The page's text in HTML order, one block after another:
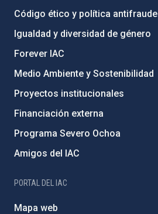
Código ético y política antifraude
Igualdad y diversidad de género
Forever IAC
Medio Ambiente y Sostenibilidad
Proyectos institucionales
Financiación externa
Programa Severo Ochoa
Amigos del IAC
PORTAL DEL IAC
Mapa web